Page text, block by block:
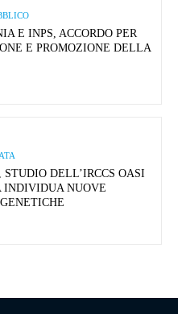
E INPS, ACCORDO PER
E PROMOZIONE DELLA
STUDIO DELL’IRCCS OASI
INDIVIDUA NUOVE